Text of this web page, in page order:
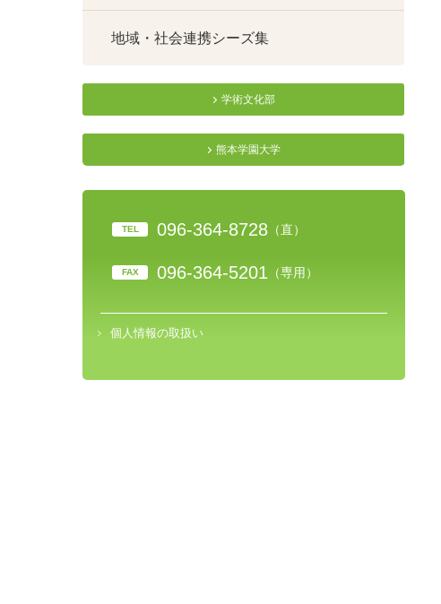
地域・社会連携シーズ集
学術文化部
熊本学園大学
TEL 096-364-8728 （直）
FAX 096-364-5201 （専用）
個人情報の取扱い